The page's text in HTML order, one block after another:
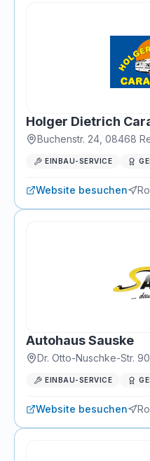
Holger Dietrich
Buchenstr. 24 08468
EINBAU-SERVICE
Website besuchen
Autohaus Sauske
Dr. Otto-Nuschke-Str. 90
EINBAU-SERVICE
Website besuchen